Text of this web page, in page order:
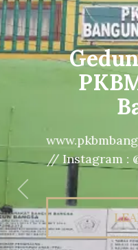
// Instagram :
Previous